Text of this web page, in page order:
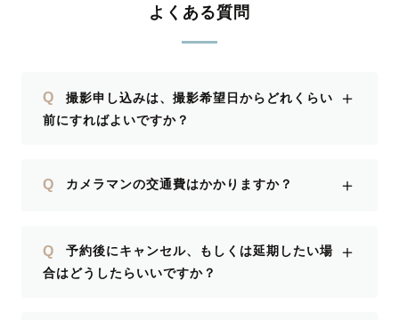
よくある質問
Q
撮影申し込みは、撮影希望日からどれくらい
前にすればよいですか？
＋
Q カメラマンの交通費はかかりますか？ ＋
Q
予約後にキャンセル、もしくは延期したい場
合はどうしたらいいですか？
＋